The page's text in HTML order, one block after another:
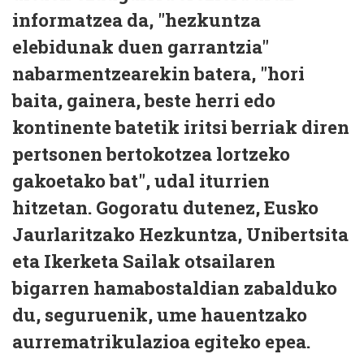
informatzea da, "hezkuntza
elebidunak duen garrantzia"
nabarmentzearekin batera, "hori
baita, gainera, beste herri edo
kontinente batetik iritsi berriak diren
pertsonen bertokotzea lortzeko
gakoetako bat", udal iturrien
hitzetan. Gogoratu dutenez, Eusko
Jaurlaritzako Hezkuntza, Unibertsita
eta Ikerketa Sailak otsailaren
bigarren hamabostaldian zabalduko
du, seguruenik, ume hauentzako
aurrematrikulazioa egiteko epea.